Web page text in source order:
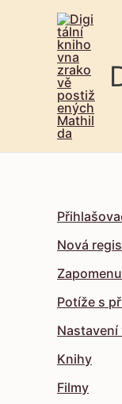
Nová
Potíže s
Knihy
Filmy